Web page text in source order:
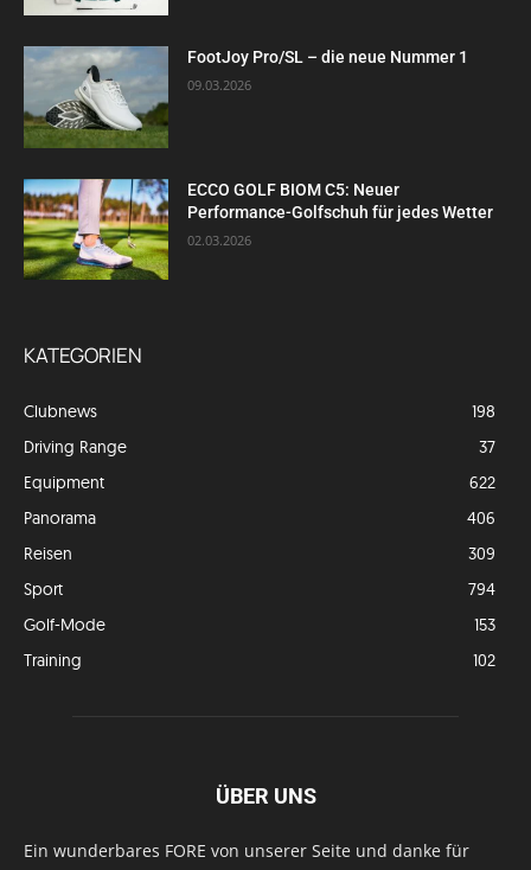
FootJoy Pro/SL – die neue Nummer 1
09.03.2026
ECCO GOLF BIOM C5: Neuer
Performance-Golfschuh für jedes Wetter
02.03.2026
KATEGORIEN
Clubnews
198
Driving Range
37
Equipment
622
Panorama
406
Reisen
309
Sport
794
Golf-Mode
153
Training
102
ÜBER UNS
Ein wunderbares FORE von unserer Seite und danke für